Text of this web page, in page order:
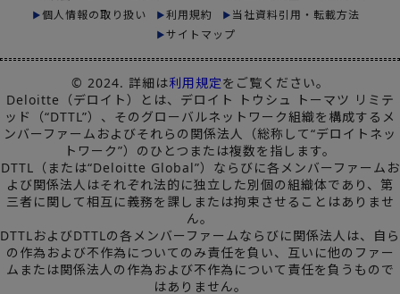
個人情報の取り扱い
利用規約
当社資料引用・転載方法
サイトマップ
© 2024. 詳細は利用規定をご覧ください。
Deloitte（デロイト）とは、デロイト トウシュ トーマツ リミテ
ッド（“DTTL”）、そのグローバルネットワーク組織を構成するメ
ンバーファームおよびそれらの関係法人（総称して“デロイトネッ
トワーク”）のひとつまたは複数を指します。
DTTL（または“Deloitte Global”）ならびに各メンバーファームお
よび関係法人はそれぞれ法的に独立した別個の組織体であり、第
三者に関して相互に義務を課しまたは拘束させることはありませ
ん。
DTTLおよびDTTLの各メンバーファームならびに関係法人は、自ら
の作為および不作為についてのみ責任を負い、互いに他のファー
ムまたは関係法人の作為および不作為について責任を負うもので
はありません。